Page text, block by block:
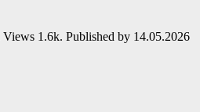
Views 1.6k. Published by 14.05.2026